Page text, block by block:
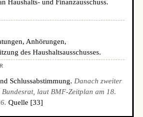
Haushalts- und Finanzausschuss.
Anhörungen,
des Haushaltsausschusses.
Schlussabstimmung. Danach zweiter
laut BMF-Zeitplan am 18.
Quelle [33]